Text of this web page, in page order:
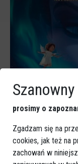
prosimy o
Zgadzam się na
cookies, jak też na
zachowań w